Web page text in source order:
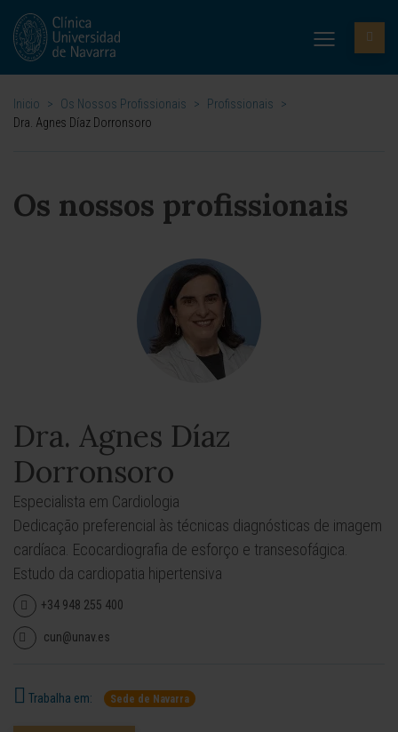
Inicio > Os Nossos Profissionais > Profissionais
>
Dra. Agnes Díaz Dorronsoro
Os nossos profissionais
Dra. Agnes Díaz
Dorronsoro
Especialista em Cardiologia
Dedicação preferencial às técnicas diagnósticas de imagem
cardíaca. Ecocardiografia de esforço e transesofágica.
Estudo da cardiopatia hipertensiva
+34 948 255 400
cun@unav.es
Trabalha em: Sede de Navarra